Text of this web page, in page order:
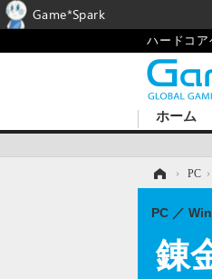
ハードコア
ホーム
› PC ›
錬
PC
Game*Spark